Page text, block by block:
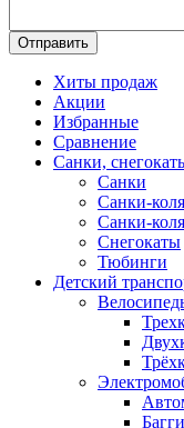
Отправить
Хиты продаж
Акции
Избранные
Сравнение
Санки,
Санки
Санки-
Санки-
Снегокаты
Тюбинги
Детский
Багги